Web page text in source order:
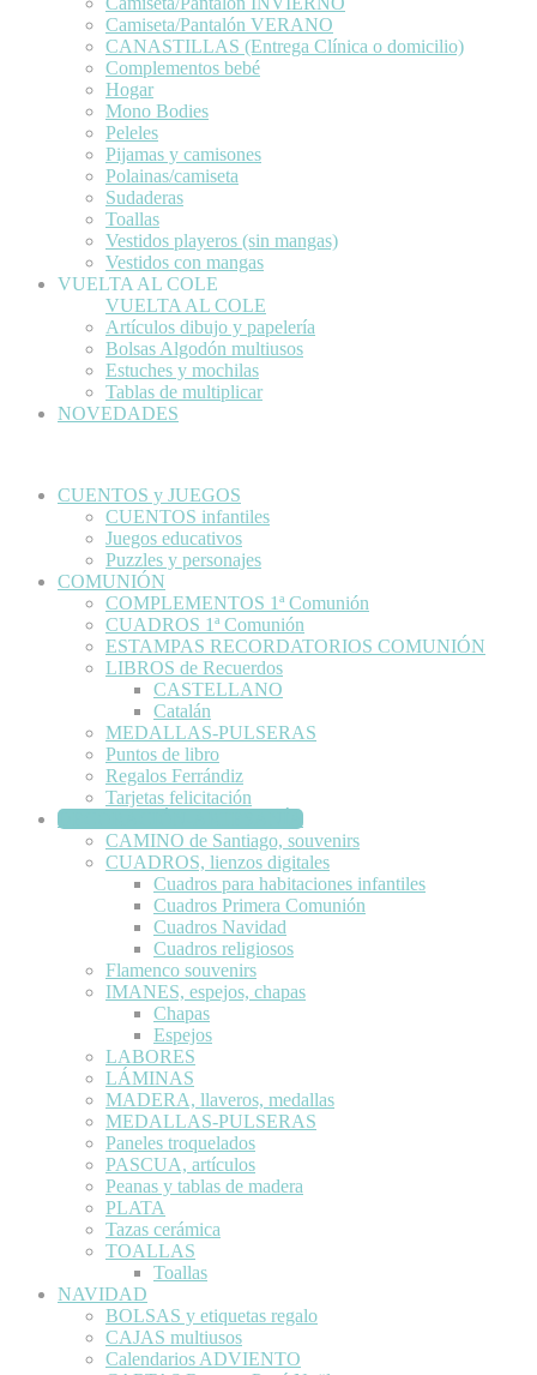
Camiseta/Pantalón VERANO
CANASTILLAS (Entrega Clínica o domicilio)
Complementos bebé
Hogar
Mono Bodies
Peleles
Pijamas y camisones
Polainas/camiseta
Sudaderas
Toallas
Vestidos playeros (sin mangas)
Vestidos con mangas
VUELTA AL COLE
VUELTA AL COLE
Artículos dibujo y papelería
Bolsas Algodón multiusos
Estuches y mochilas
Tablas de multiplicar
NOVEDADES
CUENTOS y JUEGOS
CUENTOS infantiles
Juegos educativos
Puzzles y personajes
COMUNIÓN
COMPLEMENTOS 1ª Comunión
CUADROS 1ª Comunión
ESTAMPAS RECORDATORIOS COMUNIÓN
LIBROS de Recuerdos
CASTELLANO
Catalán
MEDALLAS-PULSERAS
Puntos de libro
Regalos Ferrándiz
Tarjetas felicitación
DECORACIÓN-ARTESANÍA
CAMINO de Santiago, souvenirs
CUADROS, lienzos digitales
Cuadros para habitaciones infantiles
Cuadros Primera Comunión
Cuadros Navidad
Cuadros religiosos
Flamenco souvenirs
IMANES, espejos, chapas
Chapas
Espejos
LABORES
LÁMINAS
MADERA, llaveros, medallas
MEDALLAS-PULSERAS
Paneles troquelados
PASCUA, artículos
Peanas y tablas de madera
PLATA
Tazas cerámica
TOALLAS
Toallas
NAVIDAD
BOLSAS y etiquetas regalo
CAJAS multiusos
Calendarios ADVIENTO